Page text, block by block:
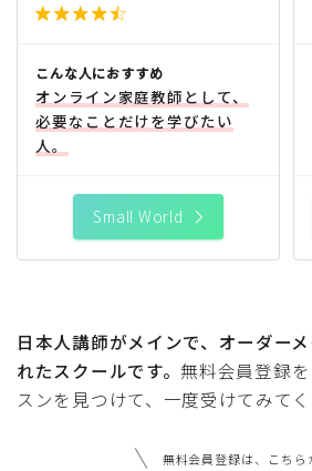

こんな人におすすめ
オンライン家庭教師として、
必要なことだけを学びたい
人。
Small World
日本人講師がメインで、オーダー
れたスクールです。無料会員登録
スンを見つけて、一度受けてみてく
無料会員登録は、こちら